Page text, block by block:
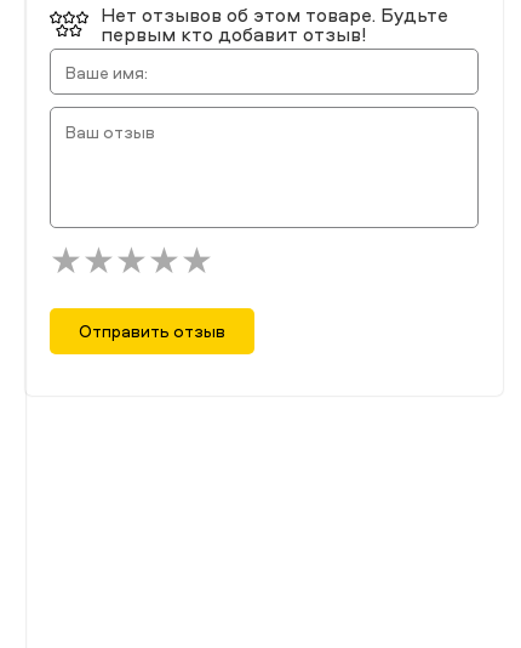
Нет отзывов об этом товаре. Будьте
первым кто добавит отзыв!
Отправить отзыв